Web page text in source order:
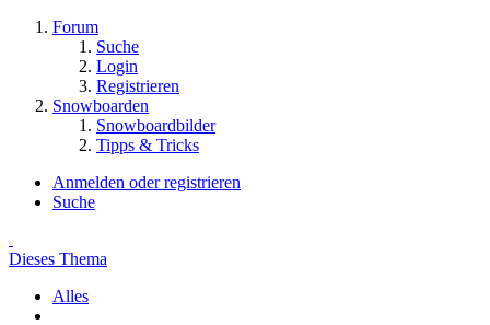
Forum
Suche
Login
Registrieren
Snowboarden
Snowboardbilder
Tipps & Tricks
Anmelden oder registrieren
Suche
Dieses Thema
Alles